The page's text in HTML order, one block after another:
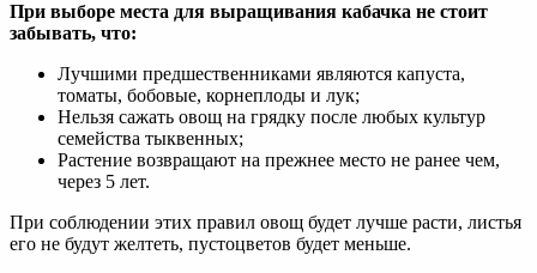
При выборе места для выращивания кабачка не стоит
забывать, что:
Лучшими предшественниками являются капуста,
томаты, бобовые, корнеплоды и лук;
Нельзя сажать овощ на грядку после любых культур
семейства тыквенных;
Растение возвращают на прежнее место не ранее чем,
через 5 лет.
При соблюдении этих правил овощ будет лучше расти, листья
его не будут желтеть, пустоцветов будет меньше.